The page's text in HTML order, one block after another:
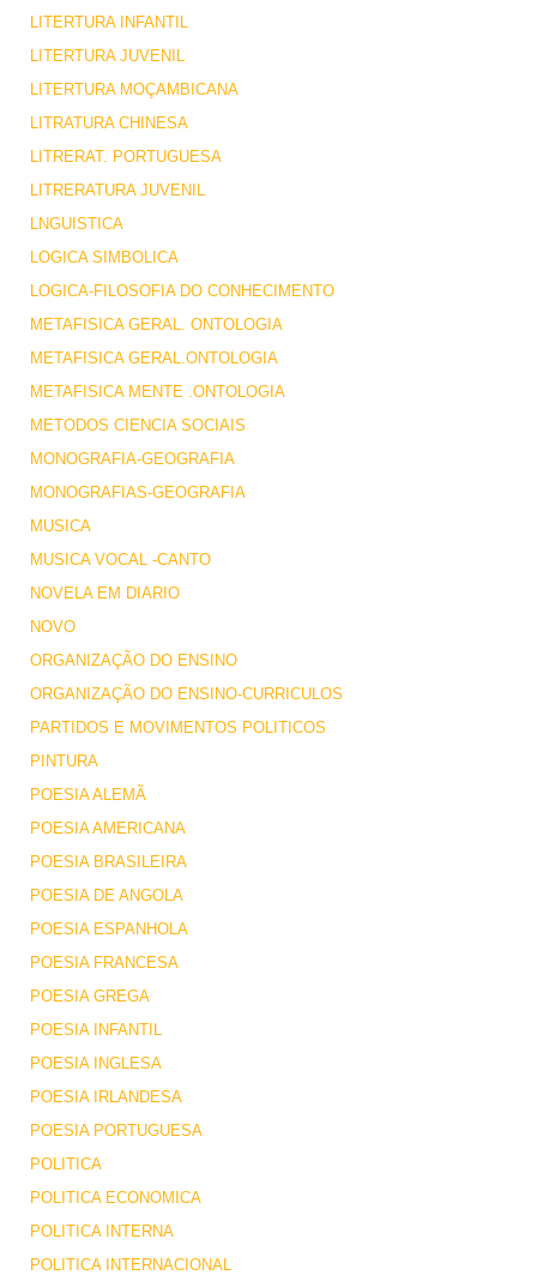
LITERTURA INFANTIL
LITERTURA JUVENIL
LITERTURA MOÇAMBICANA
LITRATURA CHINESA
LITRERAT. PORTUGUESA
LITRERATURA JUVENIL
LNGUISTICA
LOGICA SIMBOLICA
LOGICA-FILOSOFIA DO CONHECIMENTO
METAFISICA GERAL. ONTOLOGIA
METAFISICA GERAL.ONTOLOGIA
METAFISICA MENTE .ONTOLOGIA
METODOS CIENCIA SOCIAIS
MONOGRAFIA-GEOGRAFIA
MONOGRAFIAS-GEOGRAFIA
MUSICA
MUSICA VOCAL -CANTO
NOVELA EM DIARIO
NOVO
ORGANIZAÇÃO DO ENSINO
ORGANIZAÇÃO DO ENSINO-CURRICULOS
PARTIDOS E MOVIMENTOS POLITICOS
PINTURA
POESIA ALEMÃ
POESIA AMERICANA
POESIA BRASILEIRA
POESIA DE ANGOLA
POESIA ESPANHOLA
POESIA FRANCESA
POESIA GREGA
POESIA INFANTIL
POESIA INGLESA
POESIA IRLANDESA
POESIA PORTUGUESA
POLITICA
POLITICA ECONOMICA
POLITICA INTERNA
POLITICA INTERNACIONAL